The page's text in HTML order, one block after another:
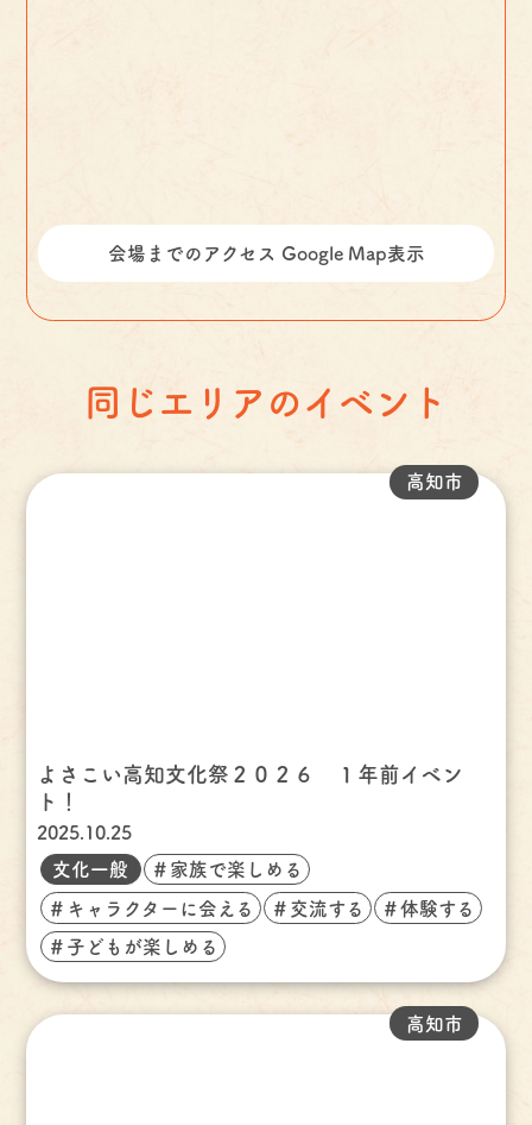
会場までのアクセス Google Map表示
同じエリアのイベント
よさこい高知文化祭２０２６ １年前イベン
ト！
2025.10.25
高知市
文化一般 ＃家族で楽しめる
＃キャラクターに会える ＃交流する ＃体験する
＃子どもが楽しめる
高知市